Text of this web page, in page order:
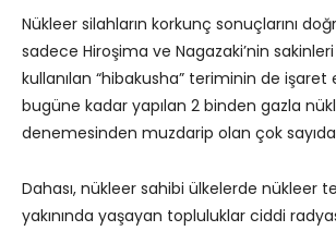
Nükleer silahların korkunç sonuçlarını
sadece Hiroşima ve Nagazaki’nin
kullanılan “hibakusha” teriminin de işaret
bugüne kadar yapılan 2 binden gazla
denemesinden muzdarip olan çok
Dahası, nükleer sahibi ülkelerde nükleer
yakınında yaşayan topluluklar ciddi